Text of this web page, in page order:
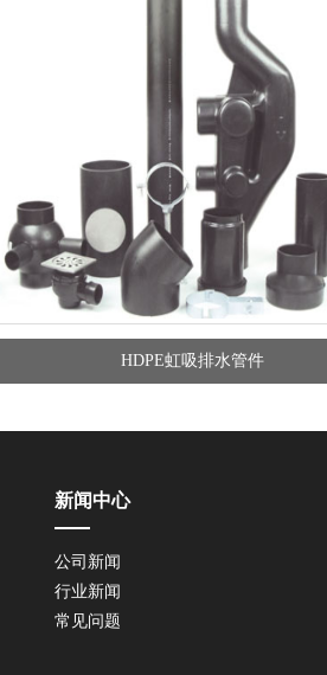
HDPE虹吸排水管件
新闻中心
公司新闻
行业新闻
常见问题